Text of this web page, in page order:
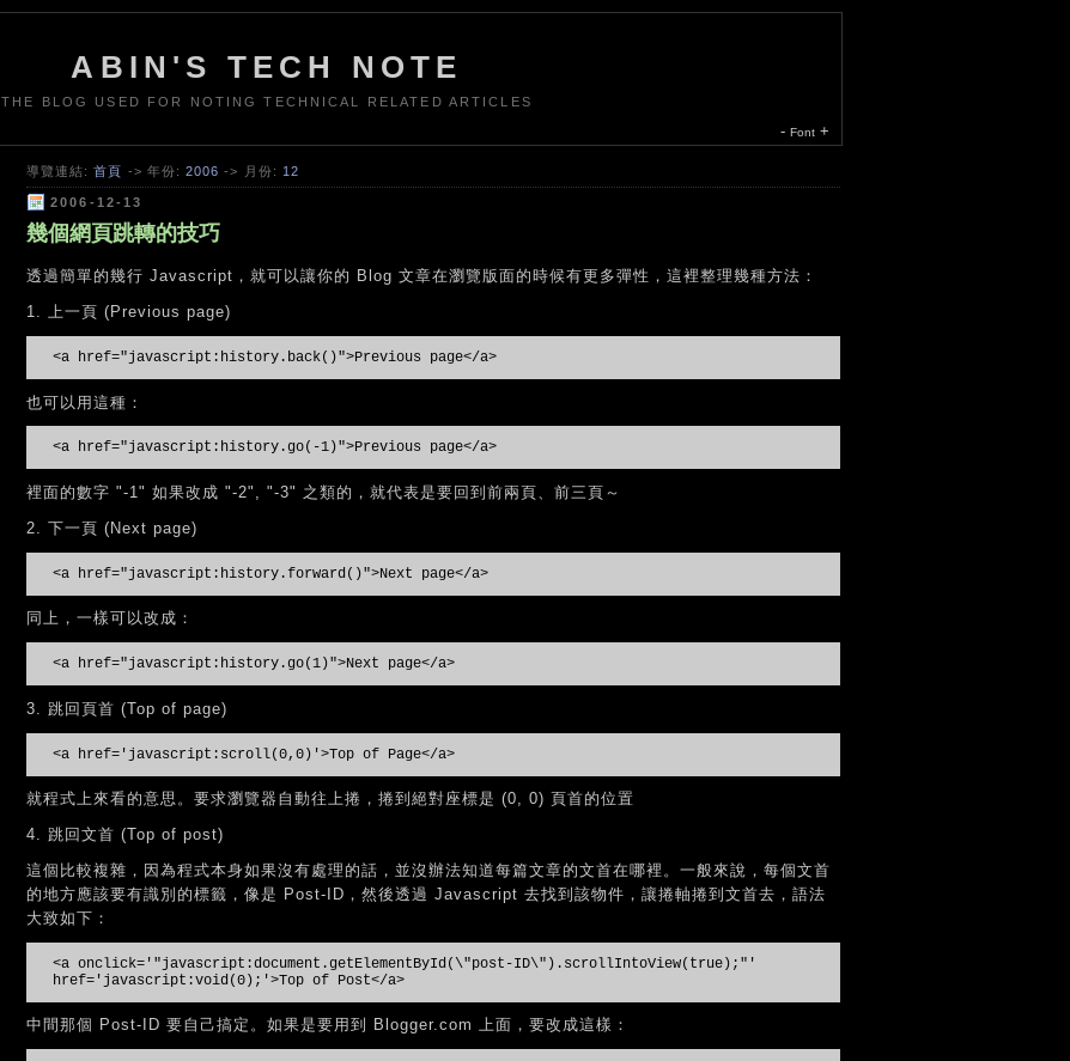
ABIN'S TECH NOTE
THE BLOG USED FOR NOTING TECHNICAL RELATED ARTICLES
- Font +
導覽連結:首頁 -> 年份:2006 -> 月份: 12
2006-12-13
幾個網頁跳轉的技巧
透過簡單的幾行 Javascript，就可以讓你的 Blog 文章在瀏覽版面的時候有更多彈性，這裡整理幾種方法：
1. 上一頁 (Previous page)
<a href="javascript:history.back()">Previous page</a>
也可以用這種：
<a href="javascript:history.go(-1)">Previous page</a>
裡面的數字 "-1" 如果改成 "-2", "-3" 之類的，就代表是要回到前兩頁、前三頁～
2. 下一頁 (Next page)
<a href="javascript:history.forward()">Next page</a>
同上，一樣可以改成：
<a href="javascript:history.go(1)">Next page</a>
3. 跳回頁首 (Top of page)
<a href='javascript:scroll(0,0)'>Top of Page</a>
就程式上來看的意思。要求瀏覽器自動往上捲，捲到絕對座標是 (0, 0) 頁首的位置
4. 跳回文首 (Top of post)
這個比較複雜，因為程式本身如果沒有處理的話，並沒辦法知道每篇文章的文首在哪裡。一般來說，每個文首
的地方應該要有識別的標籤，像是 Post-ID，然後透過 Javascript 去找到該物件，讓捲軸捲到文首去，語法
大致如下：
<a onclick='"javascript:document.getElementById(\"post-ID\").scrollIntoView(true);"'
href='javascript:void(0);'>Top of Post</a>
中間那個 Post-ID 要自己搞定。如果是要用到 Blogger.com 上面，要改成這樣：